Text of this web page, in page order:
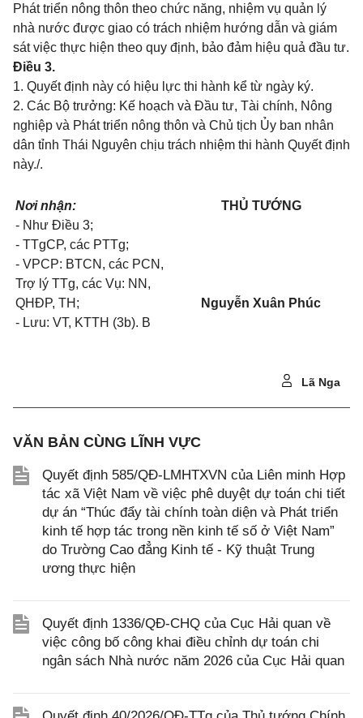
Phát triển nông thôn theo chức năng, nhiệm vụ quản lý
nhà nước được giao có trách nhiệm hướng dẫn và giám
sát việc thực hiện theo quy định, bảo đảm hiệu quả đầu tư.
Điều 3.
1. Quyết định này có hiệu lực thi hành kể từ ngày ký.
2. Các Bộ trưởng: Kế hoạch và Đầu tư, Tài chính, Nông
nghiệp và Phát triển nông thôn và Chủ tịch Ủy ban nhân
dân tỉnh Thái Nguyên chịu trách nhiệm thi hành Quyết định
này./.
Nơi nhận:
- Như Điều 3;
- TTgCP, các PTTg;
- VPCP: BTCN, các PCN,
Trợ lý TTg, các Vụ: NN,
QHĐP, TH;
- Lưu: VT, KTTH (3b). B
THỦ TƯỚNG
Nguyễn Xuân Phúc
Lã Nga
VĂN BẢN CÙNG LĨNH VỰC
Quyết định 585/QĐ-LMHTXVN của Liên minh Hợp
tác xã Việt Nam về việc phê duyệt dự toán chi tiết
dự án “Thúc đẩy tài chính toàn diện và Phát triển
kinh tế hợp tác trong nền kinh tế số ở Việt Nam”
do Trường Cao đẳng Kinh tế - Kỹ thuật Trung
ương thực hiện
Quyết định 1336/QĐ-CHQ của Cục Hải quan về
việc công bố công khai điều chỉnh dự toán chi
ngân sách Nhà nước năm 2026 của Cục Hải quan